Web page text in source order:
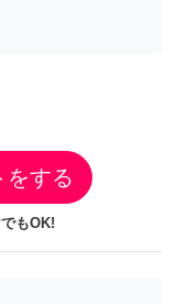
をする
もOK!